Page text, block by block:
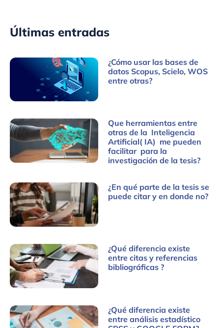
Últimas entradas
¿Cómo usar las bases de
datos Scopus, Scielo, WOS
entre otras?
Que herramientas entre
otras de la Inteligencia
Artificial( IA) me pueden
facilitar para la
investigación de la tesis?
¿En qué parte de la tesis se
puede citar y en donde no?
¿Qué diferencia existe
entre citas y referencias
bibliográficas ?
¿Qué diferencia existe
entre análisis estadístico